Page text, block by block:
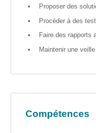
Proposer des
Procéder à des
Faire des rapports
Maintenir une
Compétences
des métiers
informatiques
Fiches
métiers